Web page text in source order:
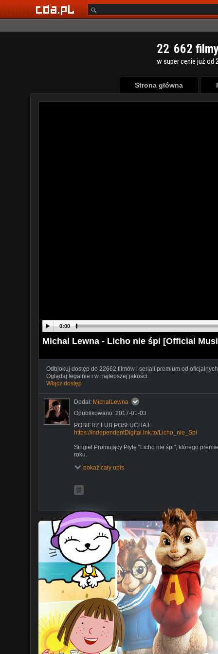
22 662
w super cenie już od
Strona główna
0:00
Michal Lewna - Licho nie śpi [Official
Odblokuj dostęp do 22662 filmów i seriali premium od
Oglądaj legalnie i w najlepszej jakości.
Włącz dostęp
Dodał: MichalLewna
Opublikowano: 2017-01-03
POBIERZ LUB POSŁUCHAJ:
https://IndependentDigital.lnk.to/Licho_nie_Spi
Singiel Promujący Płytę "Licho nie śpi", którego
roku.
Michał Lewna - Licho nie śpi
Słowa: Michał Kozłowski & Michał Lewna
Produkcja teledysku, montaż, zdjęcia: Kacper
Facebook: @KacperMusic
Scenariusz: Paulina Grzesik
Pomoc techniczna w realizacji teledysku: Grzegorz
Makijaż: Svietlana Pankavec
Specjalne Podziękowania dla pubu Hi-Fi
Facebook:@jackshifi
Gościnnie:
Saksofon - Michał "Sasin" Sasinowski
Aktorzy biorący udział w teledysku:
pokaż cały opis